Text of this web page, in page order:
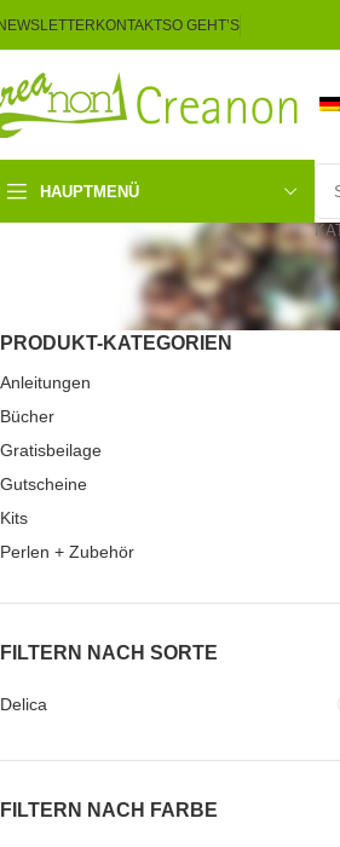
KONTAKTSO GEHT’S
HAUPTMENÜ
PRODUKT-KATEGORIEN
Anleitungen
Bücher
Gratisbeilage
Gutscheine
Kits
Perlen + Zubehör
FILTERN NACH SORTE
Delica
FILTERN NACH FARBE